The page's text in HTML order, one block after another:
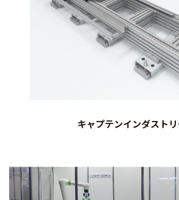
キャプテンインダスト